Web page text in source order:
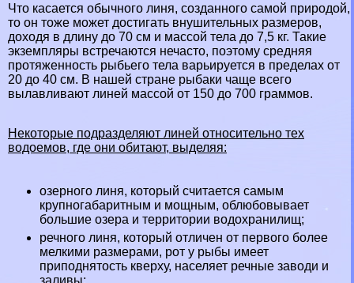
Что касается обычного линя, созданного самой природой,
то он тоже может достигать внушительных размеров,
доходя в длину до 70 см и массой тела до 7,5 кг. Такие
экземпляры встречаются нечасто, поэтому средняя
протяженность рыбьего тела варьируется в пределах от
20 до 40 см. В нашей стране рыбаки чаще всего
вылавливают линей массой от 150 до 700 граммов.
Некоторые подразделяют линей относительно тех
водоемов, где они обитают, выделяя:
озерного линя, который считается самым
крупногабаритным и мощным, облюбовывает
большие озера и территории водохранилищ;
речного линя, который отличен от первого более
мелкими размерами, рот у рыбы имеет
приподнятость кверху, населяет речные заводи и
заливы;